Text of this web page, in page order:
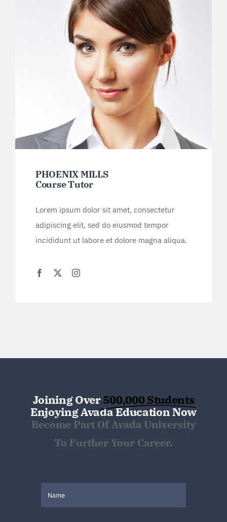
PHOENIX MILLS
Course Tutor
Lorem ipsum dolor sit amet, consectetur
adipiscing elit, sed do eiusmod tempor
incididunt ut labore et dolore magna aliqua.
Joining Over500,000 Students
Enjoying Avada Education Now
Become Part Of Avada University
To Further Your Career.